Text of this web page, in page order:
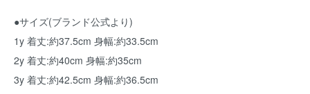
●サイズ(ブランド公式より)
1y 着丈:約37.5cm 身幅:約33.5cm
2y 着丈:約40cm 身幅:約35cm
3y 着丈:約42.5cm 身幅:約36.5cm